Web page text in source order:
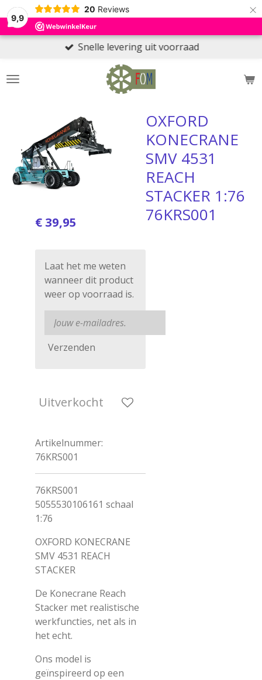
9,9
20 Reviews ×
Snelle levering uit voorraad
OXFORD
KONECRANE
SMV 4531
REACH
STACKER 1:76
76KRS001
€ 39,95
Laat het me weten
wanneer dit product
weer op voorraad is.
Verzenden
Uitverkocht
Artikelnummer:
76KRS001
76KRS001
5055530106161 schaal
1:76
OXFORD KONECRANE
SMV 4531 REACH
STACKER
De Konecrane Reach
Stacker met realistische
werkfuncties, net als in
het echt.
Ons model is
geïnspireerd op een